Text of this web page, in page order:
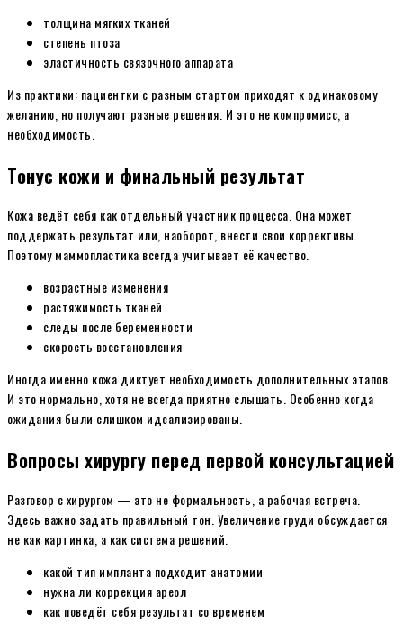
толщина мягких тканей
степень птоза
эластичность связочного аппарата
Из практики: пациентки с разным стартом приходят к одинаковому
желанию, но получают разные решения. И это не компромисс, а
необходимость.
Тонус кожи и финальный результат
Кожа ведёт себя как отдельный участник процесса. Она может
поддержать результат или, наоборот, внести свои коррективы.
Поэтому маммопластика всегда учитывает её качество.
возрастные изменения
растяжимость тканей
следы после беременности
скорость восстановления
Иногда именно кожа диктует необходимость дополнительных этапов.
И это нормально, хотя не всегда приятно слышать. Особенно когда
ожидания были слишком идеализированы.
Вопросы хирургу перед первой консультацией
Разговор с хирургом — это не формальность, а рабочая встреча.
Здесь важно задать правильный тон. Увеличение груди обсуждается
не как картинка, а как система решений.
какой тип импланта подходит анатомии
нужна ли коррекция ареол
как поведёт себя результат со временем